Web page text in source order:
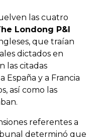
las cuatro
Londong P&I
que traían
dictados en
las citadas
España y a Francia
así como las
referentes a
determinó que